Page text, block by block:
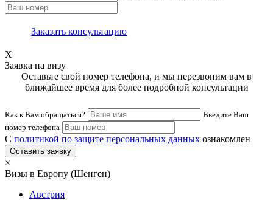
Заказать консультацию
X
Заявка на визу
Оставьте свой номер телефона, и мы перезвоним вам в
ближайшее время для более подробной консультации
Как к Вам обращаться?
Введите Ваш
номер телефона
С политикой по защите персональных данных ознакомлен
Оставить заявку
×
Визы в Европу (Шенген)
Австрия